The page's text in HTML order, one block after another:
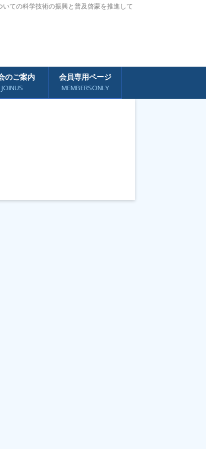
ての科学技術の振興と普及啓蒙を推進して
のご案内
JOINUS
会員専用ページ
MEMBERSONLY